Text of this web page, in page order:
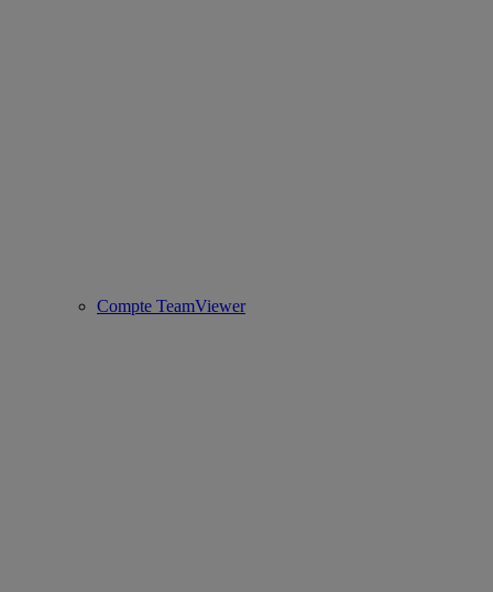
Compte TeamViewer